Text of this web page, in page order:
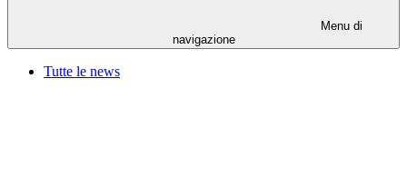
Menu di
navigazione
Tutte le news